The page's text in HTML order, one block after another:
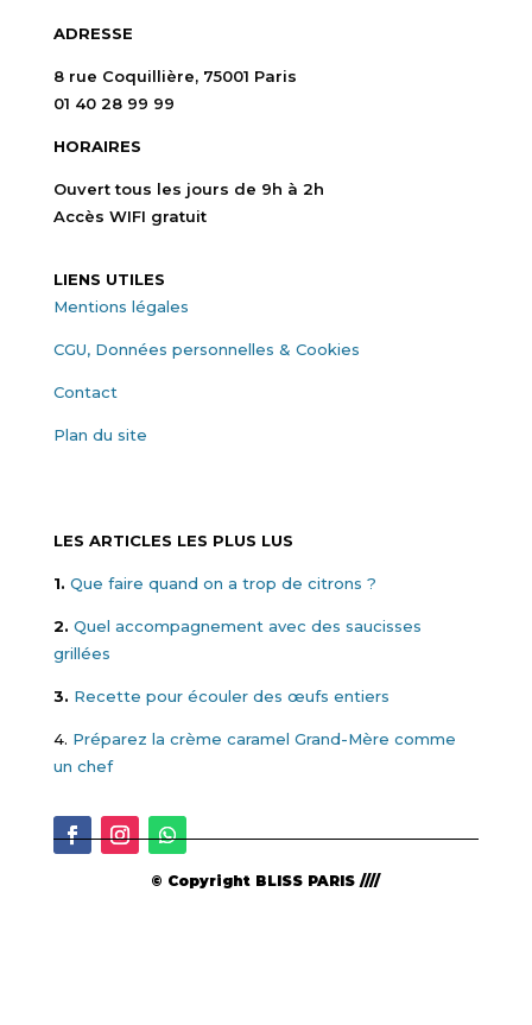
ADRESSE
8 rue Coquillière, 75001 Paris
01 40 28 99 99
HORAIRES
Ouvert tous les jours de 9h à 2h
Accès WIFI gratuit
LIENS UTILES
Mentions légales
CGU, Données personnelles & Cookies
Contact
Plan du site
LES ARTICLES LES PLUS LUS
1. Que faire quand on a trop de citrons ?
2. Quel accompagnement avec des saucisses
grillées
3. Recette pour écouler des œufs entiers
4. Préparez la crème caramel Grand-Mère comme
un chef
© Copyright BLISS PARIS ////